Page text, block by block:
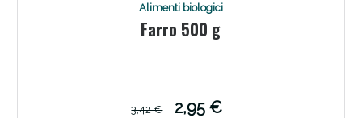
Alimenti biologici
Farro 500 g
3,42 €
2,95 €
Benessere Intestinale: Sconto fino al 55% valido